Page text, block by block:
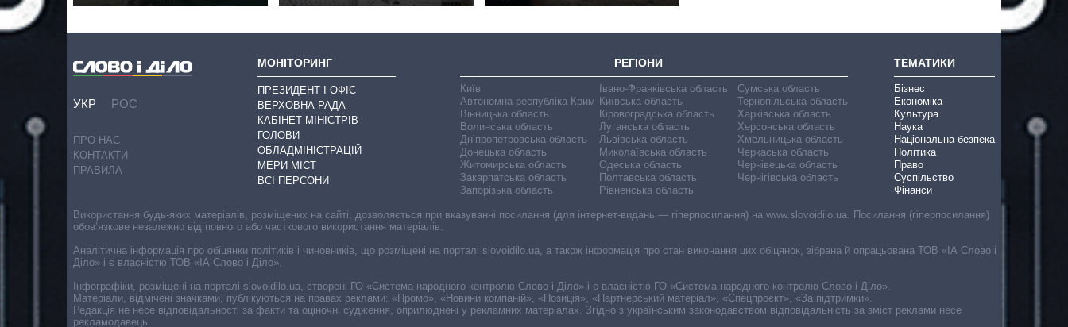
УКР РОС
ПРО НАС
КОНТАКТИ
ПРАВИЛА
МОНІТОРИНГ
ПРЕЗИДЕНТ І ОФІС
ВЕРХОВНА РАДА
КАБІНЕТ МІНІСТРІВ
ГОЛОВИ
ОБЛАДМІНІСТРАЦІЙ
МЕРИ МІСТ
ВСІ ПЕРСОНИ
РЕГІОНИ
Київ
Автономна республіка Крим
Вінницька область
Волинська область
Дніпропетровська область
Донецька область
Житомирська область
Закарпатська область
Запорізька область
Івано-Франківська область
Київська область
Кіровоградська область
Луганська область
Львівська область
Миколаївська область
Одеська область
Полтавська область
Рівненська область
Сумська область
Тернопільська область
Харківська область
Херсонська область
Хмельницька область
Черкаська область
Чернівецька область
Чернігівська область
ТЕМАТИКИ
Бізнес
Економіка
Культура
Наука
Національна безпека
Політика
Право
Суспільство
Фінанси
Використання будь-яких матеріалів, розміщених на сайті, дозволяється при вказуванні посилання (для інтернет-видань — гіперпосилання) на www.slovoidilo.ua. Посилання (гіперпосилання)
обов’язкове незалежно від повного або часткового використання матеріалів.
Аналітична інформація про обіцянки політиків і чиновників, що розміщені на порталі slovoidilo.ua, а також інформація про стан виконання цих обіцянок, зібрана й опрацьована ТОВ «ІА Слово і
Діло» і є власністю ТОВ «ІА Слово і Діло».
Інфографіки, розміщені на порталі slovoidilo.ua, створені ГО «Система народного контролю Слово і Діло» і є власністю ГО «Система народного контролю Слово і Діло».
Матеріали, відмічені значками, публікуються на правах реклами: «Промо», «Новини компаній», «Позиція», «Партнерський матеріал», «Спецпроєкт», «За підтримки».
Редакція не несе відповідальності за факти та оціночні судження, оприлюднені у рекламних матеріалах. Згідно з українським законодавством відповідальність за зміст реклами несе
рекламодавець.